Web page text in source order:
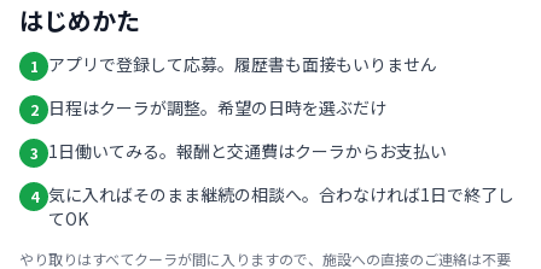
はじめかた
1 アプリで登録して応募。履歴書も面接もいりません
2 日程はクーラが調整。希望の日時を選ぶだけ
3 1日働いてみる。報酬と交通費はクーラからお支払い
4 気に入ればそのまま継続の相談へ。合わなければ1日で終了し
てOK
やり取りはすべてクーラが間に入りますので、施設への直接のご連絡は不要